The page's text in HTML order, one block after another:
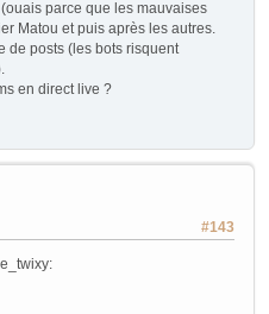
parce que les mauvaises
Matou et puis après les autres.
de posts (les bots risquent
en direct live ?
#143